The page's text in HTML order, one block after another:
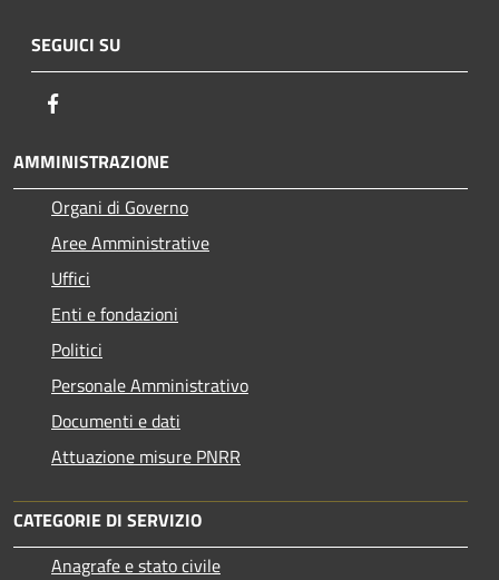
SEGUICI SU
AMMINISTRAZIONE
Organi di Governo
Aree Amministrative
Uffici
Enti e fondazioni
Politici
Personale Amministrativo
Documenti e dati
Attuazione misure PNRR
CATEGORIE DI SERVIZIO
Anagrafe e stato civile